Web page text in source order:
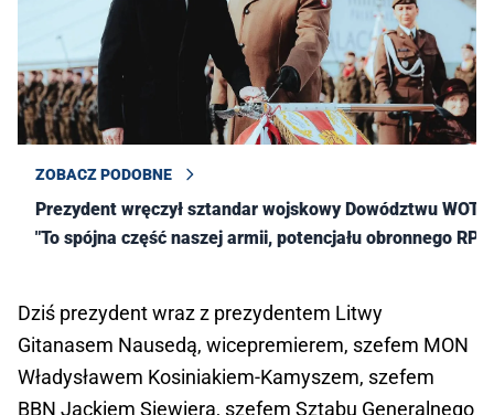
ZOBACZ PODOBNE
Prezydent wręczył sztandar wojskowy Dowództwu WOT.
"To spójna część naszej armii, potencjału obronnego RP"
Dziś prezydent wraz z prezydentem Litwy
Gitanasem Nausedą, wicepremierem, szefem MON
Władysławem Kosiniakiem-Kamyszem, szefem
BBN Jackiem Siewierą, szefem Sztabu Generalnego